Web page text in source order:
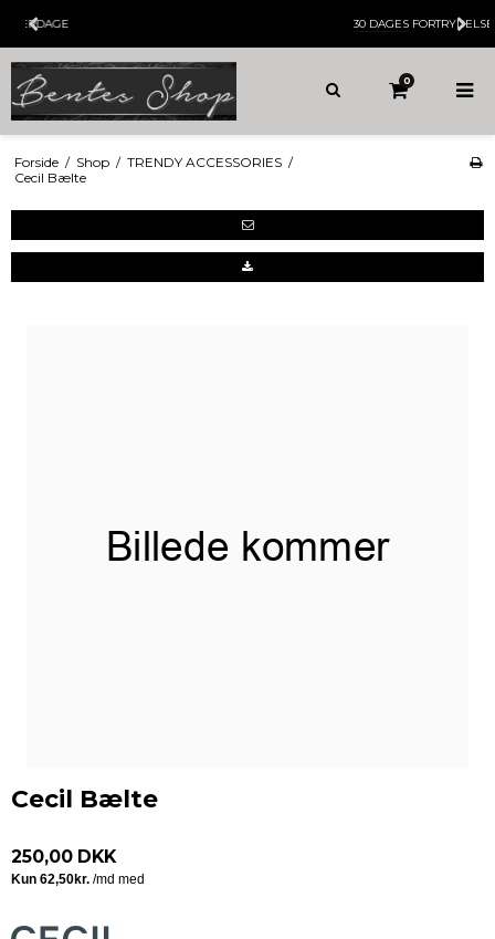
FORTRYDELSESRET
0
Forside / Shop / TRENDY ACCESSORIES /
Cecil Bælte
Cecil Bælte
250,00 DKK